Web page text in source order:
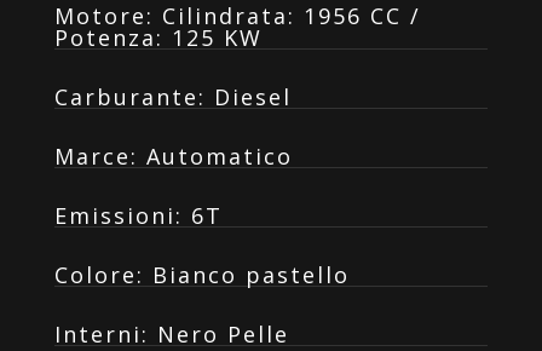
Motore: Cilindrata: 1956 CC /
Potenza: 125 KW
Carburante: Diesel
Marce: Automatico
Emissioni: 6T
Colore: Bianco pastello
Interni: Nero Pelle